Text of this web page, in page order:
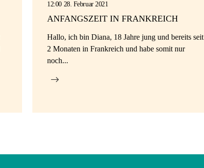
12:00 28. Februar 2021
ANFANGSZEIT IN FRANKREICH
Hallo, ich bin Diana, 18 Jahre jung und bereits seit
2 Monaten in Frankreich und habe somit nur
noch...